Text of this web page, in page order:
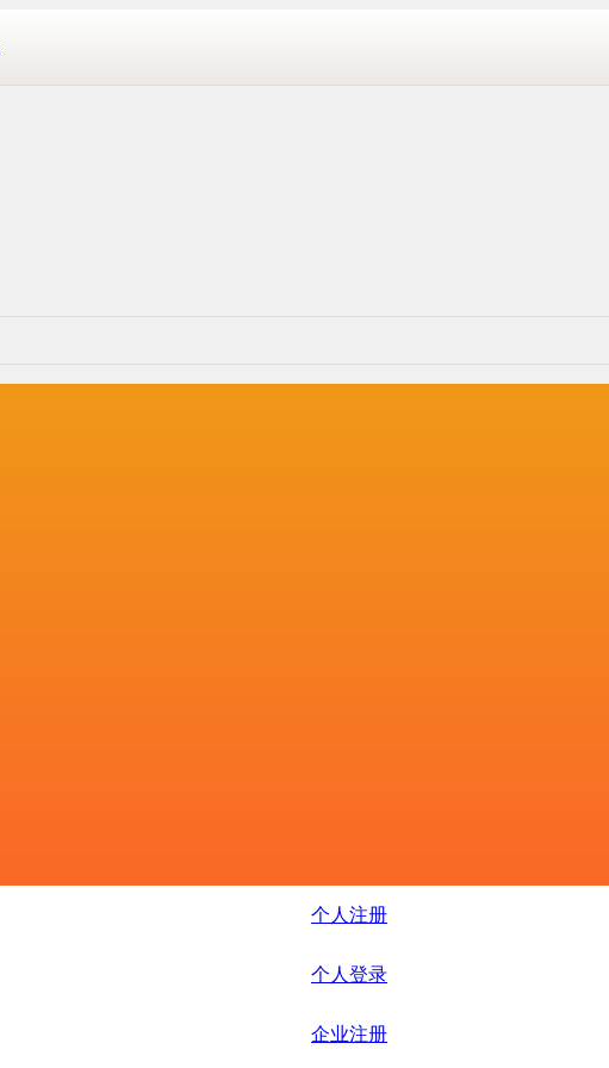
个人注册
个人登录
企业注册